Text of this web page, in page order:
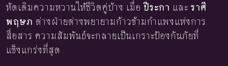
หัดเติมความหวานให้ชีวิตคู่บ้าง เมื่อปีระกา และ ราศี
พฤษภ ต่างฝ่ายต่างพยายามก้าวข้ามกำแพงแห่งการ
สื่อสาร ความสัมพันธ์จะกลายเป็นเกราะป้องกันภัยที่
แข็งแกร่งที่สุด